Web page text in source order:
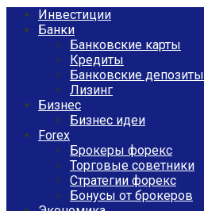
Инвестиции
Банки
Банковские карты
Кредиты
Банковские депозиты
Лизинг
Бизнес
Бизнес идеи
Forex
Брокеры форекс
Торговые советники
Стратегии форекс
Бонусы от брокеров